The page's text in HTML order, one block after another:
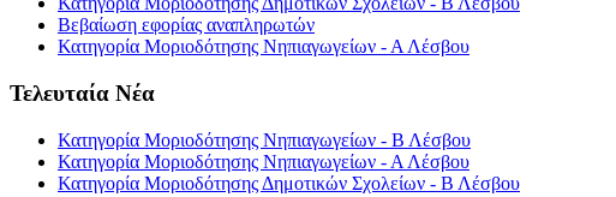
Βεβαίωση εφορίας αναπληρωτών
Κατηγορία Μοριοδότησης Νηπιαγωγείων - Α Λέσβου
Τελευταία Νέα
Κατηγορία Μοριοδότησης Νηπιαγωγείων - Β Λέσβου
Κατηγορία Μοριοδότησης Νηπιαγωγείων - Α Λέσβου
Κατηγορία Μοριοδότησης Δημοτικών Σχολείων - Β Λέσβου